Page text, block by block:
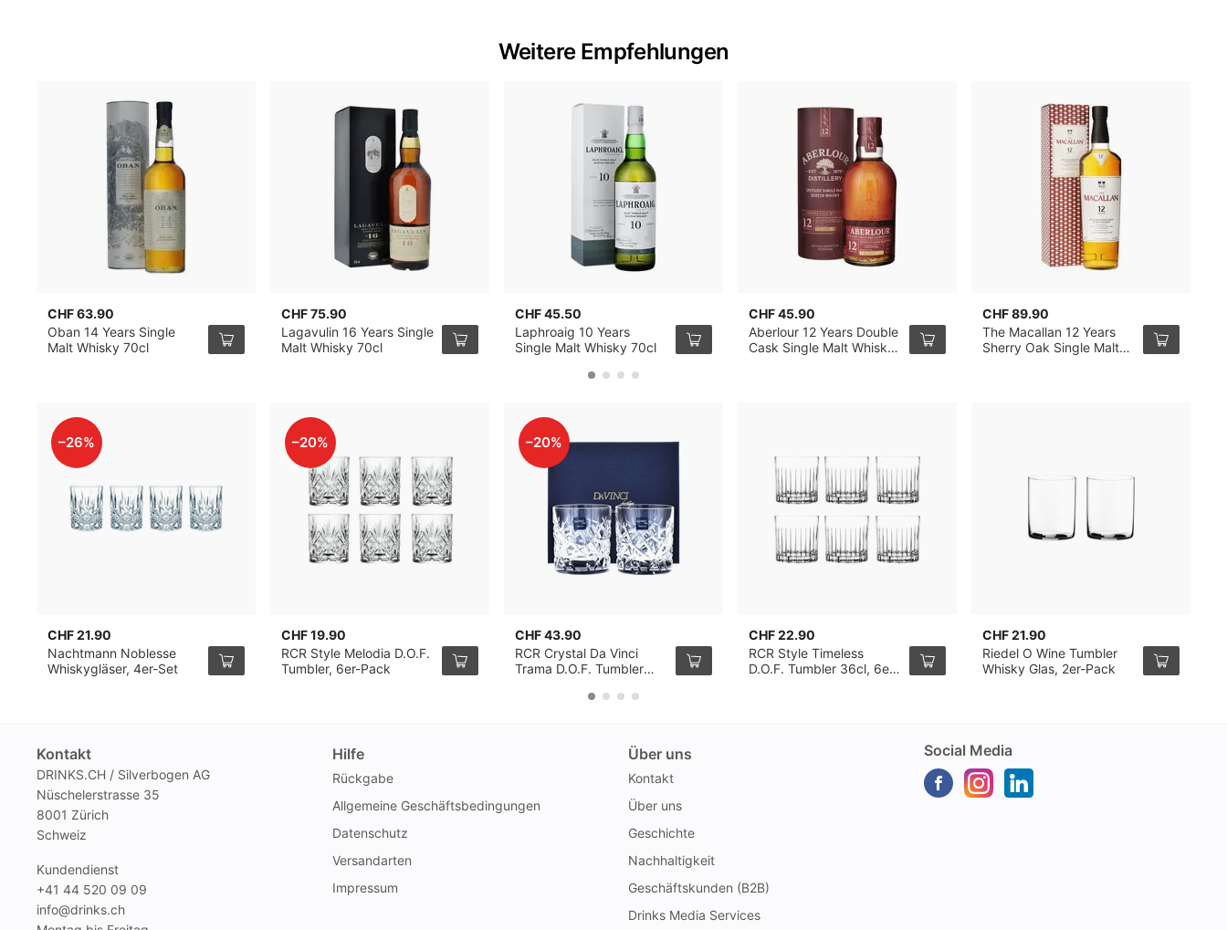
Weitere Empfehlungen
CHF 63.90
Oban 14 Years Single
Malt Whisky 70cl
CHF 75.90
Lagavulin 16 Years Single
Malt Whisky 70cl
CHF 45.50
Laphroaig 10 Years
Single Malt Whisky 70cl
CHF 45.90
Aberlour 12 Years Double
Cask Single Malt Whisky
CHF 89.90
The Macallan 12 Years
Sherry Oak Single Malt
–26%
CHF 21.90
Nachtmann Noblesse
Whiskygläser, 4er-Set
–20%
CHF 19.90
RCR Style Melodia D.O.F.
Tumbler, 6er-Pack
–20%
CHF 43.90
RCR Crystal Da Vinci
Trama D.O.F. Tumbler
CHF 22.90
RCR Style Timeless
D.O.F. Tumbler 36cl, 6er-
CHF 21.90
Riedel O Wine Tumbler
Whisky Glas, 2er-Pack
Kontakt
DRINKS.CH / Silverbogen AG
Nüschelerstrasse 35
8001 Zürich
Schweiz
Kundendienst
+41 44 520 09 09
info@drinks.ch
Hilfe
Rückgabe
Allgemeine Geschäftsbedingungen
Datenschutz
Versandarten
Impressum
Über uns
Kontakt
Über uns
Geschichte
Nachhaltigkeit
Geschäftskunden (B2B)
Drinks Media Services
Social Media